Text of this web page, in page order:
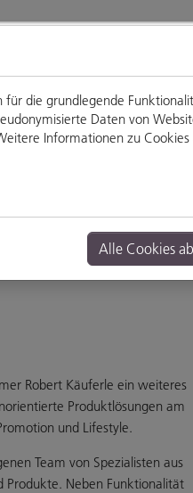
Robert Käuferle ein weiteres
Produktlösungen am
und Lifestyle.
Team von Spezialisten aus
Produkte. Neben Funktionalität
die grundlegende
Daten von
Informationen zu
Alle Cookies